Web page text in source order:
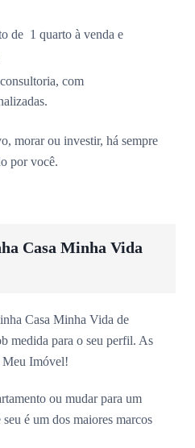
de 1 quarto à venda e
com
morar ou investir, há sempre
por você.
Casa Minha Vida
Casa Minha Vida de
medida para o seu perfil. As
Meu Imóvel!
ou mudar para um
é um dos maiores marcos